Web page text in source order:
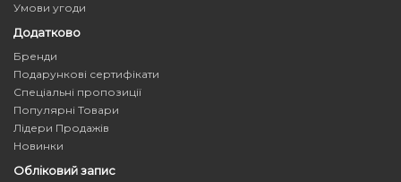
Умови угоди
Додатково
Бренди
Подарункові сертифікати
Спеціальні пропозиції
Популярні Товари
Лідери Продажів
Новинки
Обліковий запис